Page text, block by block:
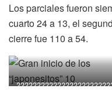
Los parciales fueron
cuarto 24 a 13, el
cierre fue 110 a 54.